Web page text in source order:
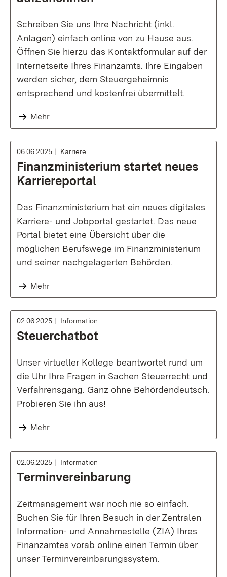
Schreiben Sie uns Ihre Nachricht (inkl.
Anlagen) einfach online von zu Hause aus.
Öffnen Sie hierzu das Kontaktformular auf der
Internetseite Ihres Finanzamts. Ihre Eingaben
werden sicher, dem Steuergeheimnis
entsprechend und kostenfrei übermittelt.
Mehr
06.06.2025 Karriere
Finanzministerium startet neues
Karriereportal
Das Finanzministerium hat ein neues digitales
Karriere- und Jobportal gestartet. Das neue
Portal bietet eine Übersicht über die
möglichen Berufswege im Finanzministerium
und seiner nachgelagerten Behörden.
Mehr
02.06.2025 Information
Steuerchatbot
Unser virtueller Kollege beantwortet rund um
die Uhr Ihre Fragen in Sachen Steuerrecht und
Verfahrensgang. Ganz ohne Behördendeutsch.
Probieren Sie ihn aus!
Mehr
02.06.2025 Information
Terminvereinbarung
Zeitmanagement war noch nie so einfach.
Buchen Sie für Ihren Besuch in der Zentralen
Information- und Annahmestelle (ZIA) Ihres
Finanzamtes vorab online einen Termin über
unser Terminvereinbarungssystem.